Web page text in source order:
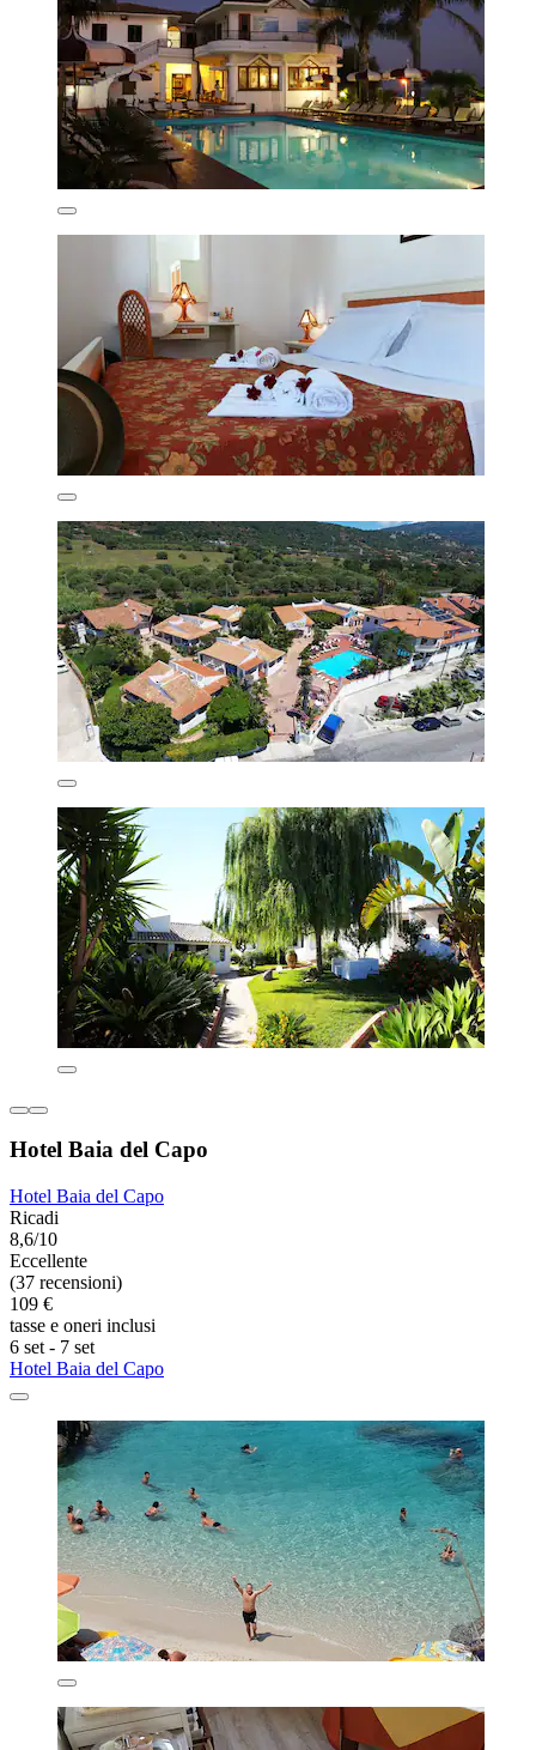
Hotel Baia del Capo
Hotel Baia del Capo
Ricadi
8,6/10
Eccellente
(37 recensioni)
109 €
tasse e oneri inclusi
6 set - 7 set
Hotel Baia del Capo